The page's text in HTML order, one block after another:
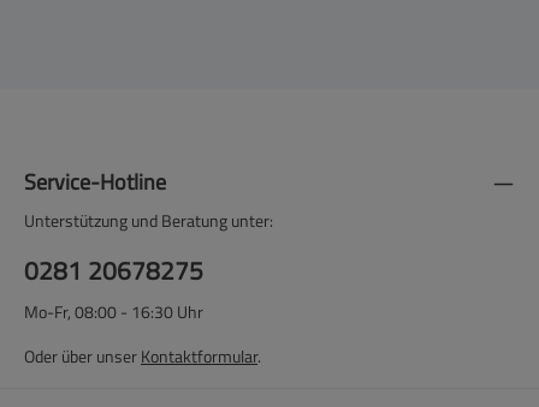
Service-Hotline
Unterstützung und Beratung unter:
0281 20678275
Mo-Fr, 08:00 - 16:30 Uhr
Oder über unserKontaktformular.